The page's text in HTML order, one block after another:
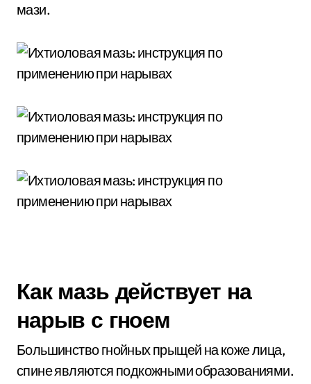
мази.
Как мазь действует на
нарыв с гноем
Большинство гнойных прыщей на коже лица,
спине являются подкожными образованиями.